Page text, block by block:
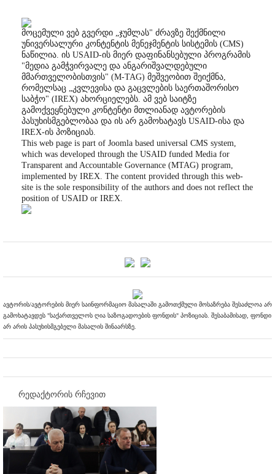
მოცემული ვებ გვერდი „ჯუმლას" ძრავზე შექმნილი
უნივერსალური კონტენტის მენეჯმენტის სისტემის (CMS)
ნაწილია. ის USAID-ის მიერ დაფინანსებული პროგრამის
"მედია გამჭვირვალე და ანგარიშვალდებული
მმართველობისთვის" (M-TAG) მეშვეობით შეიქმნა,
რომელსაც „კვლევისა და გაცვლების საერთაშორისო
საბჭო" (IREX) ახორციელებს. ამ ვებ საიტზე
გამოქვეყნებული კონტენტი მთლიანად ავტორების
პასუხისმგებლობაა და ის არ გამოხატავს USAID-ისა და
IREX-ის პოზიციას.
This web page is part of Joomla based universal CMS system,
which was developed through the USAID funded Media for
Transparent and Accountable Governance (MTAG) program,
implemented by IREX. The content provided through this web-
site is the sole responsibility of the authors and does not reflect the
position of USAID or IREX.
ავტორის/ავტორების მიერ საინფორმაციო მასალაში გამოთქმული მოსაზრება შესაძლოა არ
გამოხატავდეს "საქართველოს ღია საზოგადოების ფონდის" პოზიციას. შესაბამისად, ფონდი
არ არის პასუხისმგებელი მასალის შინაარსზე.
რედაქტორის რჩევით